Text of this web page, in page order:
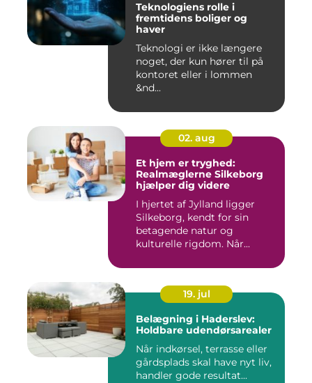
Teknologiens rolle i
fremtidens boliger og
haver
Teknologi er ikke længere
noget, der kun hører til på
kontoret eller i lommen
&nd...
02. aug
Et hjem er tryghed:
Realmæglerne Silkeborg
hjælper dig videre
I hjertet af Jylland ligger
Silkeborg, kendt for sin
betagende natur og
kulturelle rigdom. Når...
19. jul
Belægning i Haderslev:
Holdbare udendørsarealer
Når indkørsel, terrasse eller
gårdsplads skal have nyt liv,
handler gode resultat...